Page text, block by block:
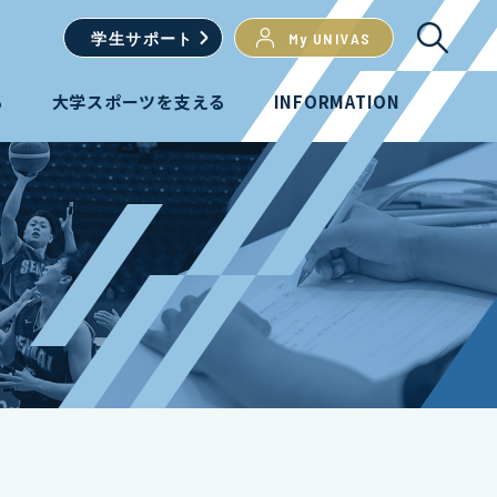
学生サポート My UNIVAS
大学スポーツを支える INFORMATION